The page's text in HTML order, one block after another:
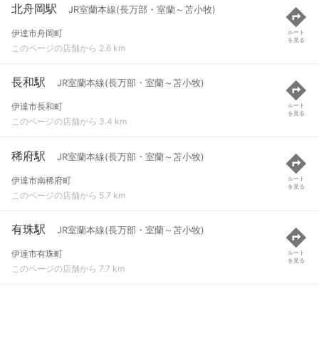
北舟岡駅 JR室蘭本線(長万部・室蘭～苫小牧)
伊達市舟岡町
このページの店舗から 2.6 km
ルート
を見る
長和駅 JR室蘭本線(長万部・室蘭～苫小牧)
伊達市長和町
このページの店舗から 3.4 km
ルート
を見る
稀府駅 JR室蘭本線(長万部・室蘭～苫小牧)
伊達市南稀府町
このページの店舗から 5.7 km
ルート
を見る
有珠駅 JR室蘭本線(長万部・室蘭～苫小牧)
伊達市有珠町
このページの店舗から 7.7 km
ルート
を見る